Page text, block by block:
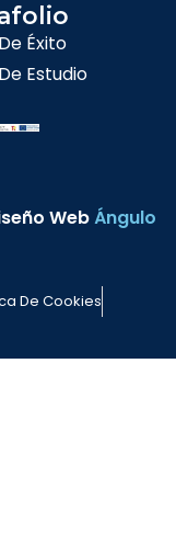
Éxito
Estudio
WebÁngulo
De Cookies